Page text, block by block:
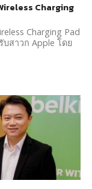
Charging
Charging Pad
สาวก Apple โดย